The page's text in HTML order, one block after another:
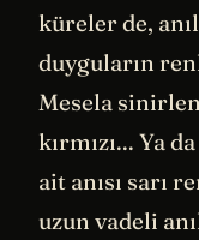
küreler de,
duyguların
Mesela
kırmızı... Ya
ait anısı sarı
uzun vadeli